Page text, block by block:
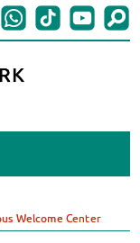
Welcome Center